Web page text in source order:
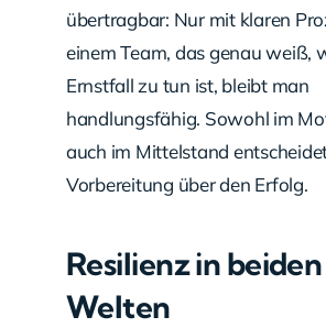
übertragbar: Nur mit klaren
einem Team, das genau weiß,
Ernstfall zu tun ist, bleibt man
handlungsfähig. Sowohl im
auch im Mittelstand
Vorbereitung über den Erfolg.
Resilienz in beiden
Welten